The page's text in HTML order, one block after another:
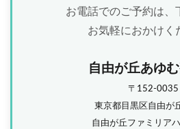
お電話でのご予約は、
お気軽におかけく
自由が丘あゆ
〒152-0035
東京都目黒区自由が
自由が丘ファミリア